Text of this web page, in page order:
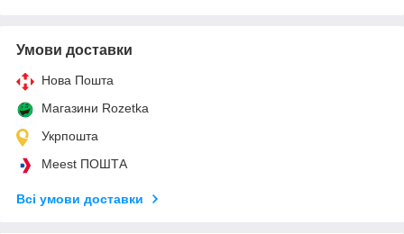
Умови доставки
Нова Пошта
Магазини Rozetka
Укрпошта
Meest ПОШТА
Всі умови доставки